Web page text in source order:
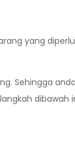
yang
Sehingga
dibawah